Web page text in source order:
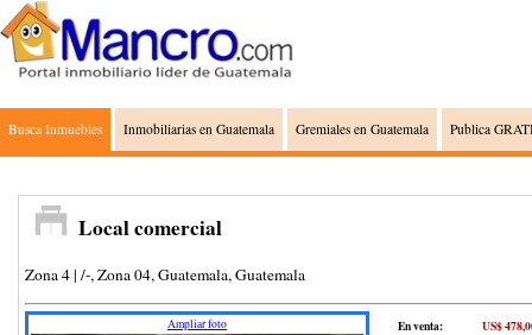
Busca Inmuebles Inmobiliarias en Guatemala Gremiales en Guatemala Publica
Local comercial
Zona 4 | /-, Zona 04, Guatemala, Guatemala
Ampliar foto En venta:
US$